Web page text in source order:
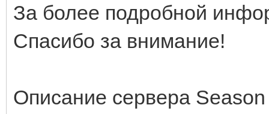
За более подробной
Спасибо за внимание!
Описание сервера